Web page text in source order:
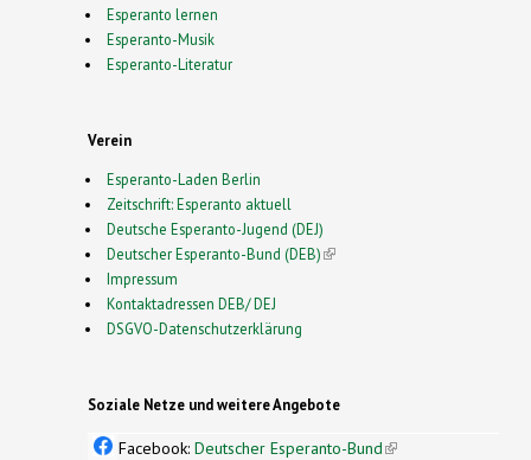
Esperanto lernen
Esperanto-Musik
Esperanto-Literatur
Verein
Esperanto-Laden Berlin
Zeitschrift: Esperanto aktuell
Deutsche Esperanto-Jugend (DEJ)
Deutscher Esperanto-Bund (DEB)(link is external)
Impressum
Kontaktadressen DEB/ DEJ
DSGVO-Datenschutzerklärung
Soziale Netze und weitere Angebote
Facebook: Deutscher Esperanto-Bund(link is